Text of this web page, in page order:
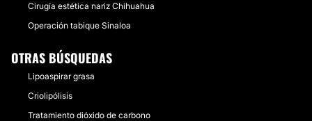
Cirugía estética nariz Chihuahua
Operación tabique Sinaloa
OTRAS BÚSQUEDAS
Lipoaspirar grasa
Criolipólisis
Tratamiento dióxido de carbono